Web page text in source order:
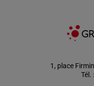
1, place
Tél.